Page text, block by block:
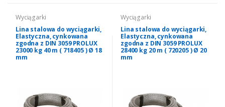
Wyciągarki
Lina stalowa do wyciągarki,
Elastyczna, cynkowana
zgodna z DIN 3059 PROLUX
23000 kg 40 m ( 718405 ) Ø 18
mm
Wyciągarki
Lina stalowa do wyciągarki,
Elastyczna, cynkowana
zgodna z DIN 3059 PROLUX
28400 kg 20 m ( 720205 ) Ø 20
mm